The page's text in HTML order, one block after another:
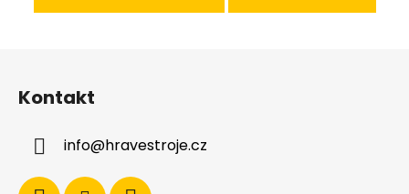
Kontakt
info@hravestroje.cz